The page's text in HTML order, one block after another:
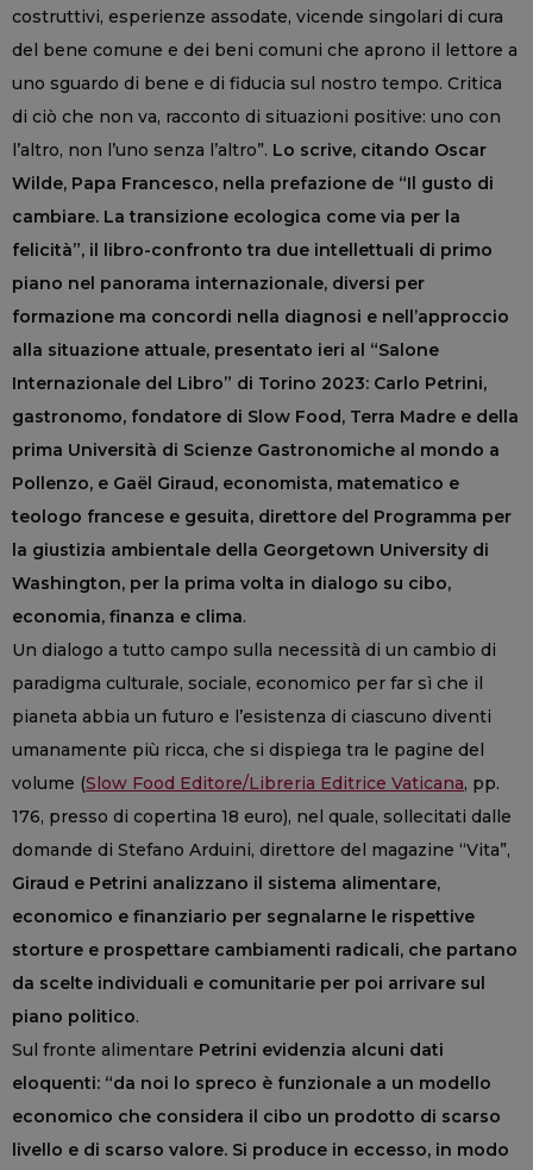
costruttivi, esperienze assodate, vicende singolari di cura
del bene comune e dei beni comuni che aprono il lettore a
uno sguardo di bene e di fiducia sul nostro tempo. Critica
di ciò che non va, racconto di situazioni positive: uno con
l’altro, non l’uno senza l’altro”. Lo scrive, citando Oscar
Wilde, Papa Francesco, nella prefazione de “Il gusto di
cambiare. La transizione ecologica come via per la
felicità”, il libro-confronto tra due intellettuali di primo
piano nel panorama internazionale, diversi per
formazione ma concordi nella diagnosi e nell’approccio
alla situazione attuale, presentato ieri al “Salone
Internazionale del Libro” di Torino 2023: Carlo Petrini,
gastronomo, fondatore di Slow Food, Terra Madre e della
prima Università di Scienze Gastronomiche al mondo a
Pollenzo, e Gaël Giraud, economista, matematico e
teologo francese e gesuita, direttore del Programma per
la giustizia ambientale della Georgetown University di
Washington, per la prima volta in dialogo su cibo,
economia, finanza e clima.
Un dialogo a tutto campo sulla necessità di un cambio di
paradigma culturale, sociale, economico per far sì che il
pianeta abbia un futuro e l’esistenza di ciascuno diventi
umanamente più ricca, che si dispiega tra le pagine del
volume (Slow Food Editore/Libreria Editrice Vaticana, pp.
176, presso di copertina 18 euro), nel quale, sollecitati dalle
domande di Stefano Arduini, direttore del magazine “Vita”,
Giraud e Petrini analizzano il sistema alimentare,
economico e finanziario per segnalarne le rispettive
storture e prospettare cambiamenti radicali, che partano
da scelte individuali e comunitarie per poi arrivare sul
piano politico.
Sul fronte alimentare Petrini evidenzia alcuni dati
eloquenti: “da noi lo spreco è funzionale a un modello
economico che considera il cibo un prodotto di scarso
livello e di scarso valore. Si produce in eccesso, in modo